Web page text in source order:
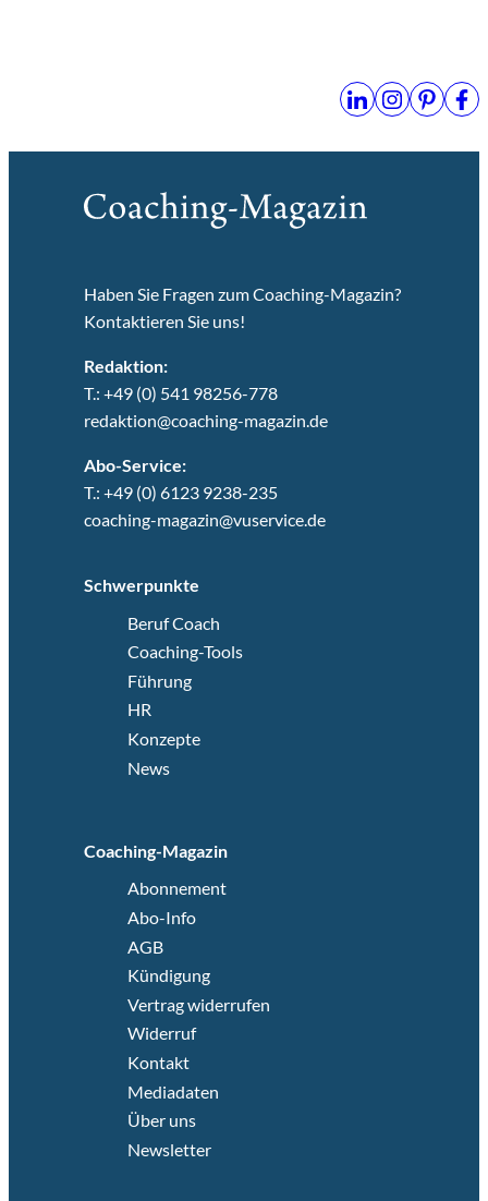
Haben Sie Fragen zum Coaching-Magazin?
Kontaktieren Sie uns!
Redaktion:
T.: +49 (0) 541 98256-778
redaktion@coaching-magazin.de
Abo-Service:
T.: +49 (0) 6123 9238-235
coaching-magazin@vuservice.de
Schwerpunkte
Beruf Coach
Coaching-Tools
Führung
HR
Konzepte
News
Coaching-Magazin
Abonnement
Abo-Info
AGB
Kündigung
Vertrag widerrufen
Widerruf
Kontakt
Mediadaten
Über uns
Newsletter